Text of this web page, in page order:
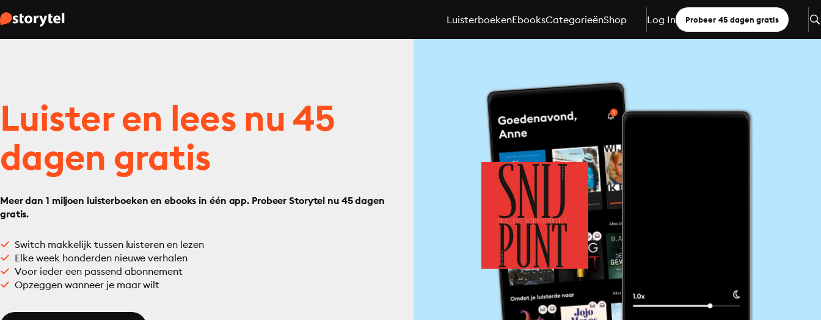
LuisterboekenEbooksCategorieënShop Log In Probeer 45 dagen gratis
Luister en lees nu 45
dagen gratis
Meer dan 1 miljoen luisterboeken en ebooks in één app. Probeer Storytel nu 45 dagen
gratis.
Switch makkelijk tussen luisteren en lezen
Elke week honderden nieuwe verhalen
Voor ieder een passend abonnement
Opzeggen wanneer je maar wilt